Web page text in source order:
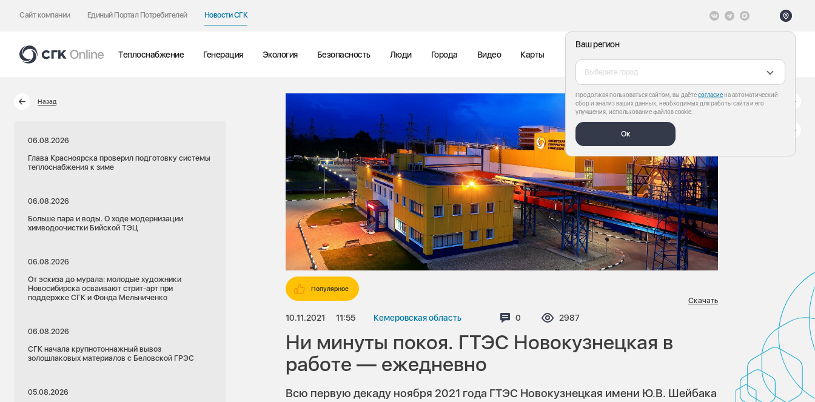
Сайт компании Единый Портал Потребителей Новости СГК
Ваш регион
Выберите город
Продолжая пользоваться сайтом, вы даётесогласиена автоматический
сбор и анализ ваших данных, необходимых для работы сайта и его
улучшения, использование файлов cookie.
Ок
Теплоснабжение Генерация Экология Безопасность Люди Города Видео Карты
Назад
06.08.2026
Глава Красноярска проверил подготовку системы
теплоснабжения к зиме
06.08.2026
Больше пара и воды. О ходе модернизации
химводоочистки Бийской ТЭЦ
06.08.2026
От эскиза до мурала: молодые художники
Новосибирска осваивают стрит-арт при
поддержке СГК и Фонда Мельниченко
06.08.2026
СГК начала крупнотоннажный вывоз
золошлаковых материалов с Беловской ГРЭС
05.08.2026
Популярное
10.11.2021 11:55 Кемеровская область Комментариев:
0 Просмотров:
2987
Скачать
Ни минуты покоя. ГТЭС Новокузнецкая в
работе — ежедневно
Всю первую декаду ноября 2021 года ГТЭС Новокузнецкая имени Ю.В. Шейбака